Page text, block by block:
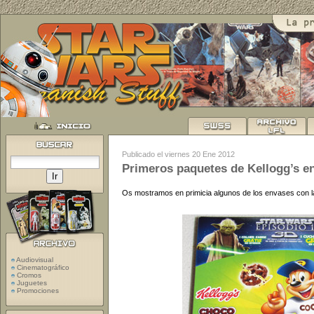
Publicado el viernes 20 Ene 2012
Primeros paquetes de Kellogg’s
Os mostramos en primicia algunos de los envases con
Audiovisual
Cinematográfico
Cromos
Juguetes
Promociones